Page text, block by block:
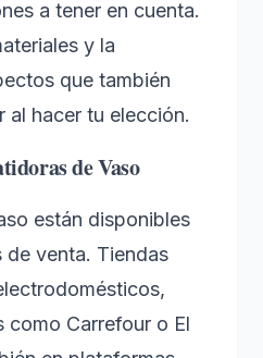
a tener en cuenta.
y la
que también
al hacer tu elección.
de Vaso
están disponibles
de venta. Tiendas
como Carrefour o El